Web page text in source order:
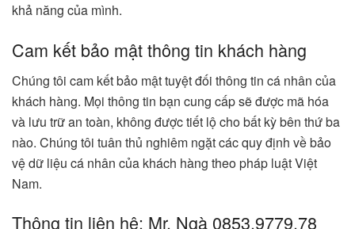
khả năng của mình.
Cam kết bảo mật thông tin khách hàng
Chúng tôi cam kết bảo mật tuyệt đối thông tin cá nhân của
khách hàng. Mọi thông tin bạn cung cấp sẽ được mã hóa
và lưu trữ an toàn, không được tiết lộ cho bất kỳ bên thứ ba
nào. Chúng tôi tuân thủ nghiêm ngặt các quy định về bảo
vệ dữ liệu cá nhân của khách hàng theo pháp luật Việt
Nam.
Thông tin liên hệ: Mr. Ngà 0853.9779.78